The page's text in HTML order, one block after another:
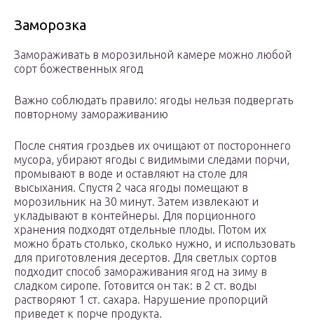
Заморозка
Замораживать в морозильной камере можно любой
сорт божественных ягод
Важно соблюдать правило: ягоды нельзя подвергать
повторному замораживанию
После снятия гроздьев их очищают от постороннего
мусора, убирают ягоды с видимыми следами порчи,
промывают в воде и оставляют на столе для
высыхания. Спустя 2 часа ягоды помещают в
морозильник на 30 минут. Затем извлекают и
укладывают в контейнеры. Для порционного
хранения подходят отдельные плоды. Потом их
можно брать столько, сколько нужно, и использовать
для приготовления десертов. Для светлых сортов
подходит способ замораживания ягод на зиму в
сладком сиропе. Готовится он так: в 2 ст. воды
растворяют 1 ст. сахара. Нарушение пропорций
приведет к порче продукта.